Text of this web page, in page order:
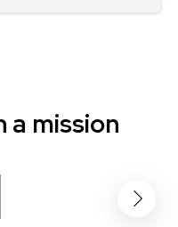
a mission